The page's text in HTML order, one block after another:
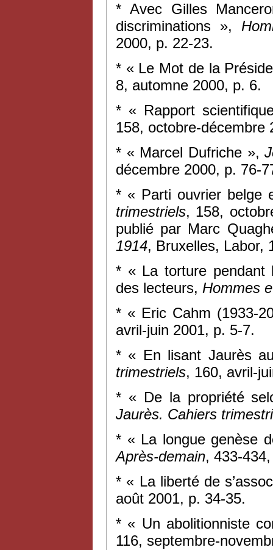
* Avec Gilles
discriminations »,
2000, p. 22-23.
* « Le Mot de la
8, automne 2000, p. 6.
* « Rapport
158, octobre-décembre
* « Marcel Dufriche »,
décembre 2000, p. 76-
* « Parti ouvrier belge
trimestriels, 158,
publié par Marc
1914, Bruxelles, Labor,
* « La torture pendant
des lecteurs, Hommes
* « Eric Cahm (1933-
avril-juin 2001, p. 5-7.
* « En lisant Jaurès
trimestriels, 160, avril-
* « De la propriété
Jaurès. Cahiers
* « La longue genèse
Après-demain, 433-
* « La liberté de
août 2001, p. 34-35.
* « Un abolitionniste
116, septembre-